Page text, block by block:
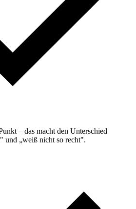
– das macht den Unterschied
und „weiß nicht so recht".